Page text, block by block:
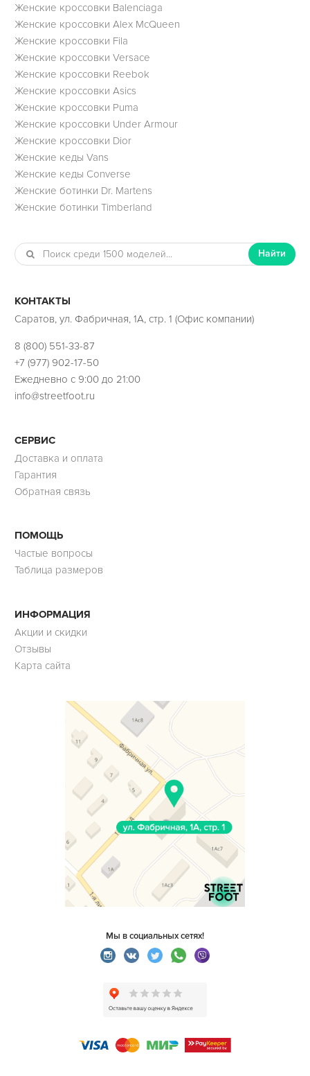
Женские кроссовки Balenciaga
Женские кроссовки Alex McQueen
Женские кроссовки Fila
Женские кроссовки Versace
Женские кроссовки Reebok
Женские кроссовки Asics
Женские кроссовки Puma
Женские кроссовки Under Armour
Женские кроссовки Dior
Женские кеды Vans
Женские кеды Converse
Женские ботинки Dr. Martens
Женские ботинки Timberland
Найти
КОНТАКТЫ
Саратов, ул. Фабричная, 1А, стр. 1 (Офис компании)
8 (800) 551-33-87
+7 (977) 902-17-50
Ежедневно с 9:00 до 21:00
info@streetfoot.ru
СЕРВИС
Доставка и оплата
Гарантия
Обратная связь
ПОМОЩЬ
Частые вопросы
Таблица размеров
ИНФОРМАЦИЯ
Акции и скидки
Отзывы
Карта сайта
Мы в социальных сетях!